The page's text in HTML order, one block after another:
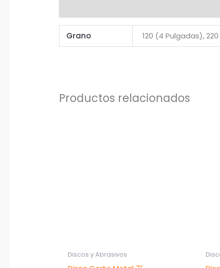
Grano 120 (4 Pulgadas),
Productos relacionados
Discos y Abrasivos